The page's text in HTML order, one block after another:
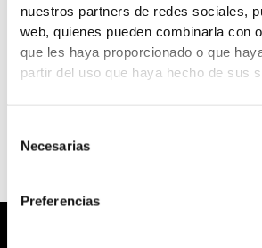
nuestros partners de redes sociales,
web, quienes pueden combinarla con
que les haya proporcionado o que
partir del uso que haya hecho de sus
Necesarias
Preferencias
Reference 0910330